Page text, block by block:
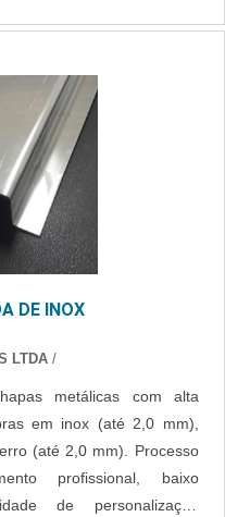
DE INOX
LTDA/
metálicas com alta
em inox (até 2,0 mm),
(até 2,0 mm). Processo
profissional, baixo
de personalização